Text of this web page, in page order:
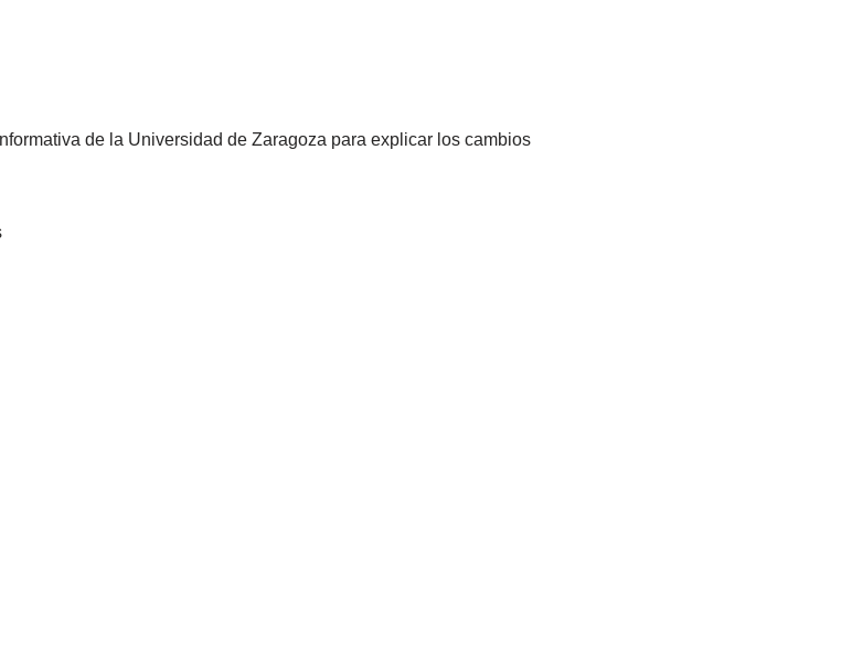
de la Universidad de Zaragoza para explicar los cambios